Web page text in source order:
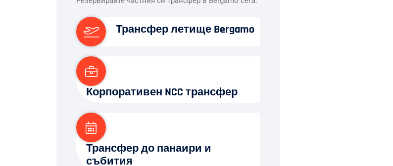
Трансфер летище Bergamo
Корпоративен NCC трансфер
Трансфер до панаири и
събития